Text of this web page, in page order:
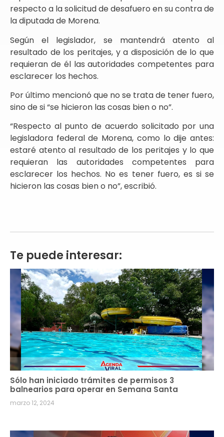
respecto a la solicitud de desafuero en su contra de
la diputada de Morena.
Según el legislador, se mantendrá atento al
resultado de los peritajes, y a disposición de lo que
requieran de él las autoridades competentes para
esclarecer los hechos.
Por último mencionó que no se trata de tener fuero,
sino de si “se hicieron las cosas bien o no”.
“Respecto al punto de acuerdo solicitado por una
legisladora federal de Morena, como lo dije antes:
estaré atento al resultado de los peritajes y lo que
requieran las autoridades competentes para
esclarecer los hechos. No es tener fuero, es si se
hicieron las cosas bien o no”, escribió.
Te puede interesar:
Sólo han iniciado trámites de permisos 3
balnearios para operar en Semana Santa
marzo 12, 2024